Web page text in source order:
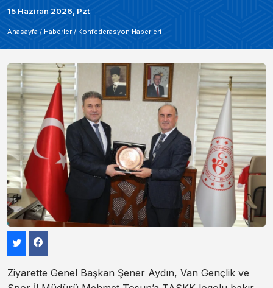
15 Haziran 2026, Pzt
Anasayfa / Haberler / Konfederasyon Haberleri
Ziyarette Genel Başkan Şener Aydın, Van Gençlik ve